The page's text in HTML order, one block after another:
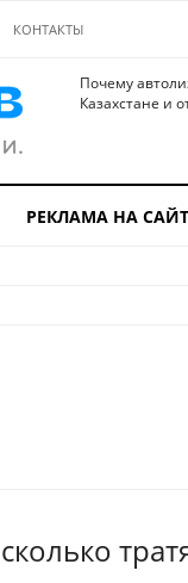
КОНТАКТЫ
Почему
Казахстане и
РЕКЛАМА НА